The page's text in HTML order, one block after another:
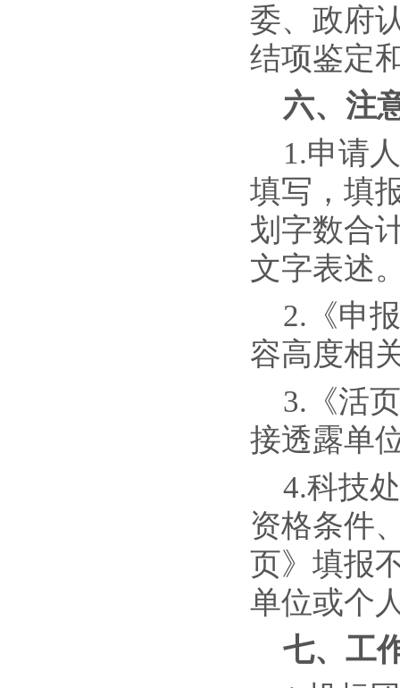
委、政府
结项鉴定
六、注
1.申请
填写，填
划字数合
文字表述
2.《申
容高度相
3.《活
接透露单
4.科技
资格条件
页》填报
单位或个
七、工